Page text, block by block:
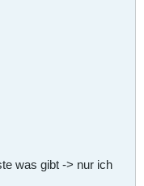
was gibt -> nur ich